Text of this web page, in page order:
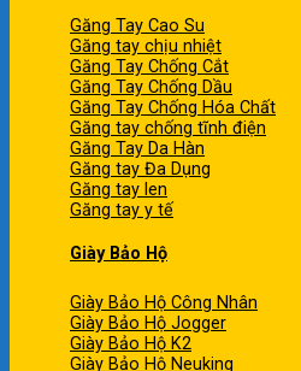
Găng Tay Cao Su
Găng tay chịu nhiệt
Găng Tay Chống Cắt
Găng Tay Chống Dầu
Găng Tay Chống Hóa Chất
Găng tay chống tĩnh điện
Găng Tay Da Hàn
Găng tay Đa Dụng
Găng tay len
Găng tay y tế
Giày Bảo Hộ
Giày Bảo Hộ Công Nhân
Giày Bảo Hộ Jogger
Giày Bảo Hộ K2
Giày Bảo Hộ Neuking